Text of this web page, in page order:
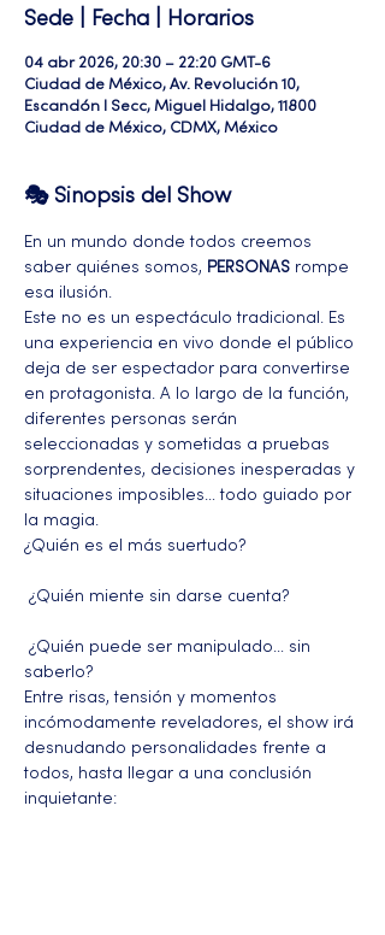
Sede | Fecha | Horarios
04 abr 2026, 20:30 – 22:20 GMT-6
Ciudad de México, Av. Revolución 10,
Escandón I Secc, Miguel Hidalgo, 11800
Ciudad de México, CDMX, México
🎭 Sinopsis del Show
En un mundo donde todos creemos
saber quiénes somos, PERSONAS rompe
esa ilusión.
Este no es un espectáculo tradicional. Es
una experiencia en vivo donde el público
deja de ser espectador para convertirse
en protagonista. A lo largo de la función,
diferentes personas serán
seleccionadas y sometidas a pruebas
sorprendentes, decisiones inesperadas y
situaciones imposibles… todo guiado por
la magia.
¿Quién es el más suertudo?
¿Quién miente sin darse cuenta?
saberlo?
Entre risas, tensión y momentos
incómodamente reveladores, el show irá
desnudando personalidades frente a
todos, hasta llegar a una conclusión
inquietante: